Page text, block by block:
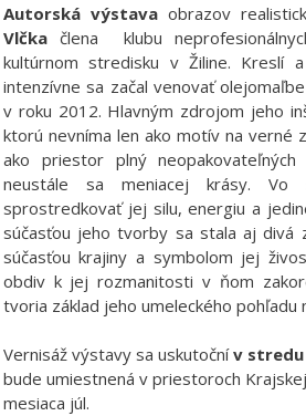
Autorská výstavaobrazov
Vlčkačlena klubu
kultúrnom stredisku v Žiline. Kreslí
intenzívne sa začal venovať
v roku 2012. Hlavným zdrojom jeho
ktorú nevníma len ako motív na verné
ako priestor plný
neustále sa meniacej krásy. Vo
sprostredkovať jej silu, energiu a
súčasťou jeho tvorby sa stala aj divá
súčasťou krajiny a symbolom jej
obdiv k jej rozmanitosti v ňom
tvoria základ jeho umeleckého pohľadu
Vernisáž výstavy sa uskutočnív stredu
bude umiestnená v priestoroch
mesiaca júl.